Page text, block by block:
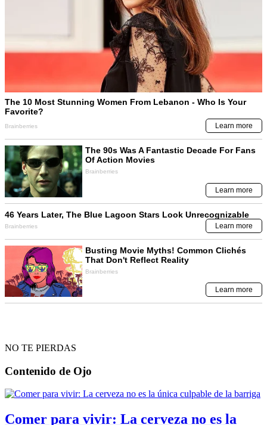
NO TE PIERDAS
Contenido de Ojo
Comer para vivir: La cerveza no es la